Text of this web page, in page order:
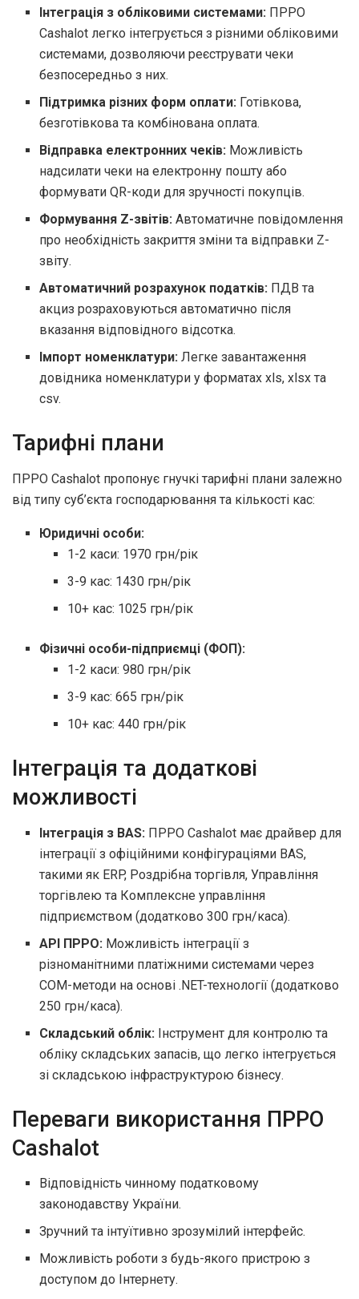
Інтеграція з обліковими системами: ПРРО
Cashalot легко інтегрується з різними обліковими
системами, дозволяючи реєструвати чеки
безпосередньо з них.
Підтримка різних форм оплати: Готівкова,
безготівкова та комбінована оплата.
Відправка електронних чеків: Можливість
надсилати чеки на електронну пошту або
формувати QR-коди для зручності покупців.
Формування Z-звітів: Автоматичне повідомлення
про необхідність закриття зміни та відправки Z-
звіту.
Автоматичний розрахунок податків: ПДВ та
акциз розраховуються автоматично після
вказання відповідного відсотка.
Імпорт номенклатури: Легке завантаження
довідника номенклатури у форматах xls, xlsx та
csv.
Тарифні плани
ПРРО Cashalot пропонує гнучкі тарифні плани залежно
від типу суб’єкта господарювання та кількості кас:
Юридичні особи:
1-2 каси: 1970 грн/рік
3-9 кас: 1430 грн/рік
10+ кас: 1025 грн/рік
Фізичні особи-підприємці (ФОП):
1-2 каси: 980 грн/рік
3-9 кас: 665 грн/рік
10+ кас: 440 грн/рік
Інтеграція та додаткові
можливості
Інтеграція з BAS: ПРРО Cashalot має драйвер для
інтеграції з офіційними конфігураціями BAS,
такими як ERP, Роздрібна торгівля, Управління
торгівлею та Комплексне управління
підприємством (додатково 300 грн/каса).
API ПРРО: Можливість інтеграції з
різноманітними платіжними системами через
COM-методи на основі .NET-технології (додатково
250 грн/каса).
Складський облік: Інструмент для контролю та
обліку складських запасів, що легко інтегрується
зі складською інфраструктурою бізнесу.
Переваги використання ПРРО
Cashalot
Відповідність чинному податковому
законодавству України.
Зручний та інтуїтивно зрозумілий інтерфейс.
Можливість роботи з будь-якого пристрою з
доступом до Інтернету.